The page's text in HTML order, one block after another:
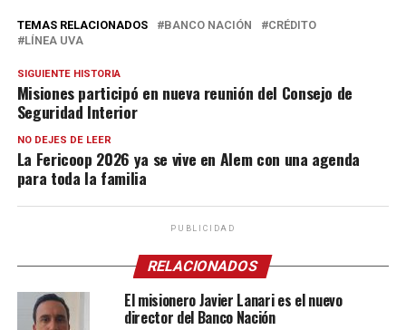
TEMAS RELACIONADOS BANCO NACIÓN
CRÉDITO
LÍNEA UVA
SIGUIENTE HISTORIA
Misiones participó en nueva reunión del Consejo de
Seguridad Interior
NO DEJES DE LEER
La Fericoop 2026 ya se vive en Alem con una agenda
para toda la familia
PUBLICIDAD
RELACIONADOS
El misionero Javier Lanari es el nuevo
director del Banco Nación